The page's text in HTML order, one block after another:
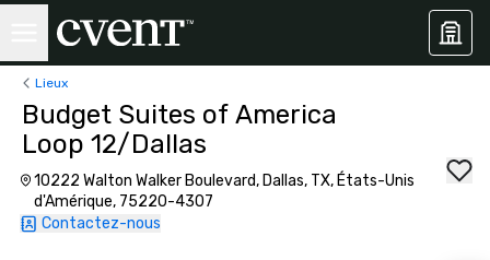
Lieux
Budget Suites of America
Loop 12/Dallas
10222 Walton Walker Boulevard, Dallas, TX, États-Unis
d'Amérique, 75220-4307
Contactez-nous